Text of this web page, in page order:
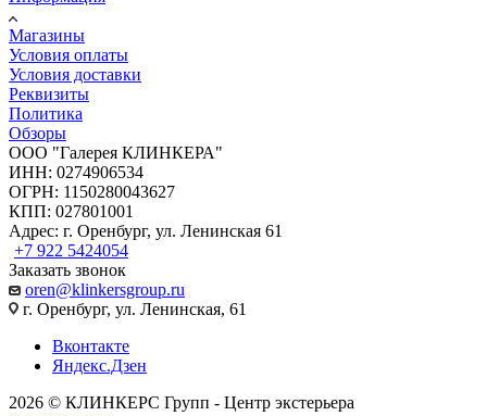
Магазины
Условия оплаты
Условия доставки
Реквизиты
Политика
Обзоры
ООО "Галерея КЛИНКЕРА"
ИНН: 0274906534
ОГРН: 1150280043627
КПП: 027801001
Адрес: г. Оренбург, ул. Ленинская 61
+7 922 5424054
Заказать звонок
oren@klinkersgroup.ru
г. Оренбург, ул. Ленинская, 61
Вконтакте
Яндекс.Дзен
2026 © КЛИНКЕРС Групп - Центр экстерьера